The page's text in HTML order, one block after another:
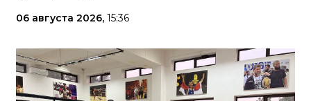
06 августа 2026, 15:36